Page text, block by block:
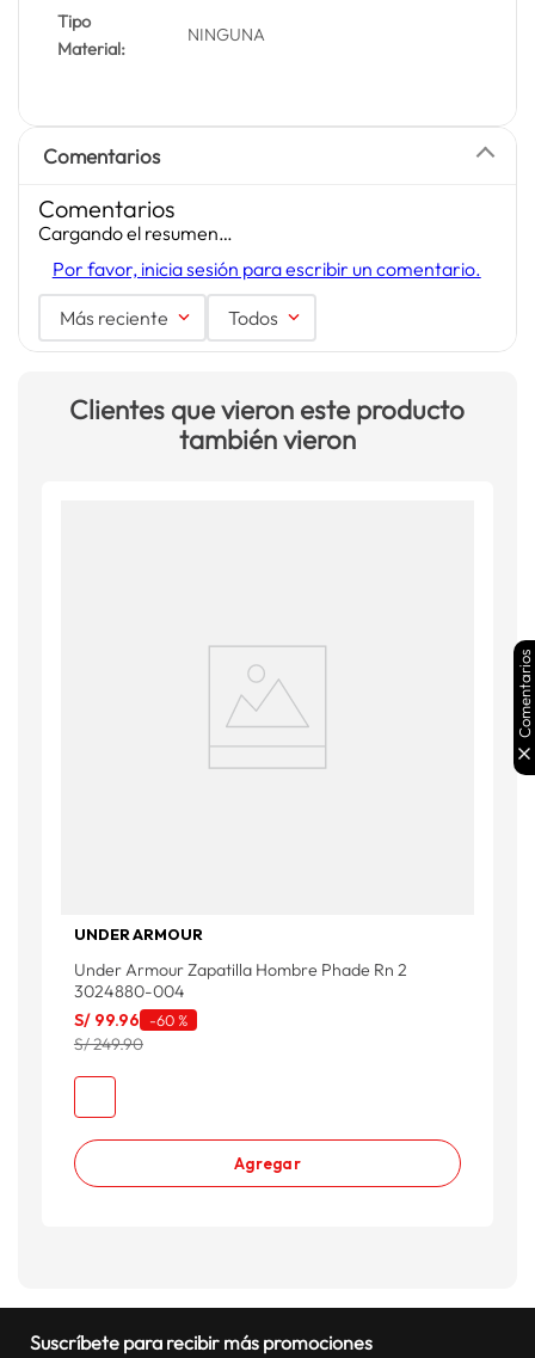
Tipo
Material:
NINGUNA
Comentarios
Comentarios
Cargando el resumen…
Por favor, inicia sesión para escribir un comentario.
Más reciente Todos
Clientes que vieron este producto
también vieron
UNDER ARMOUR
Under Armour Zapatilla Hombre Phade Rn 2
3024880-004
S/ 99.96 -60 %
S/ 249.90
Agregar
Suscríbete para recibir más promociones
Comentarios